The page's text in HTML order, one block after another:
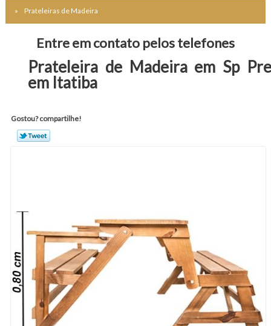
Prateleiras de Madeira
Entre em contato pelos telefones
Prateleira de Madeira em Sp
em Itatiba
Gostou? compartilhe!